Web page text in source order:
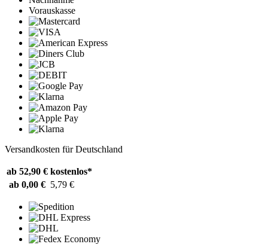
Vorauskasse
Versandkosten für Deutschland
ab 52,90 € kostenlos*
ab 0,00 € 5,79 €